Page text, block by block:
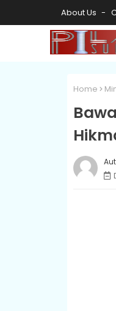
About Us
Home